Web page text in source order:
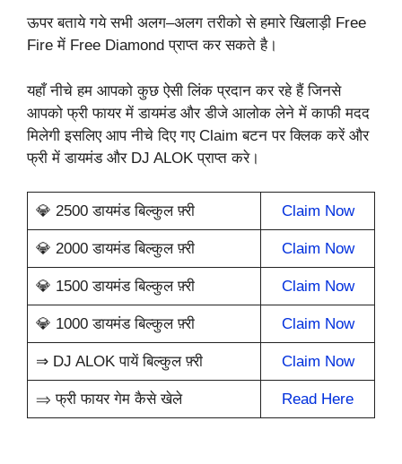
ऊपर बताये गये सभी अलग–अलग तरीको से हमारे खिलाड़ी Free
Fire में Free Diamond प्राप्त कर सकते है।
यहाँ नीचे हम आपको कुछ ऐसी लिंक प्रदान कर रहे हैं जिनसे
आपको फ्री फायर में डायमंड और डीजे आलोक लेने में काफी मदद
मिलेगी इसलिए आप नीचे दिए गए Claim बटन पर क्लिक करें और
फ्री में डायमंड और DJ ALOK प्राप्त करे।
💎 2500 डायमंड बिल्कुल फ़्री Claim Now
💎 2000 डायमंड बिल्कुल फ़्री Claim Now
💎 1500 डायमंड बिल्कुल फ़्री Claim Now
💎 1000 डायमंड बिल्कुल फ़्री Claim Now
⇒ DJ ALOK पायें बिल्कुल फ़्री Claim Now
⇒ फ्री फायर गेम कैसे खेले Read Here